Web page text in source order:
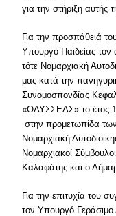
για την στήριξη αυτής
Για την προσπάθειά
Υπουργό Παιδείας τον
τότε Νομαρχιακή
μας κατά την
Συνομοσπονδίας
«ΟΔΥΣΣΕΑΣ» το έτος
στην προμετωπίδα
Νομαρχιακή
Νομαρχιακοί
Καλαφάτης και ο
Για την επιτυχία του
τον Υπουργό